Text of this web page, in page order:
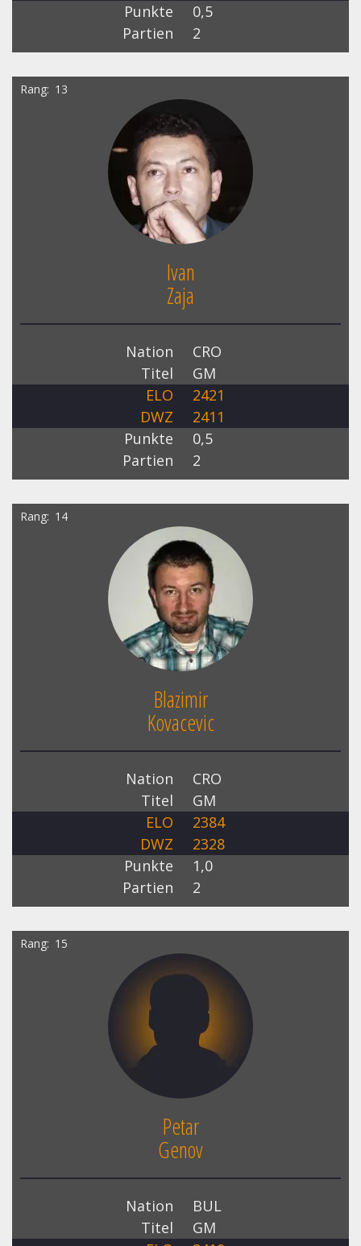
Punkte
0,5
Partien
2
Rang 13
Ivan
Zaja
Nation
CRO
Titel
GM
ELO
2421
DWZ
2411
Punkte
0,5
Partien
2
Rang 14
Blazimir
Kovacevic
Nation
CRO
Titel
GM
ELO
2384
DWZ
2328
Punkte
1,0
Partien
2
Rang 15
Petar
Genov
Nation
BUL
Titel
GM